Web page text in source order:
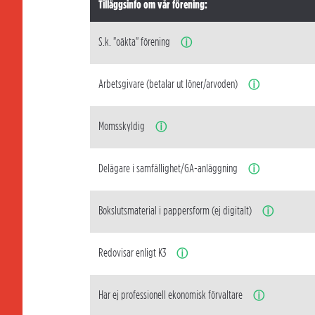
Tilläggsinfo om vår förening:
S.k. "oäkta" förening ⓘ
Arbetsgivare (betalar ut löner/arvoden) ⓘ
Momsskyldig ⓘ
Delägare i samfällighet/GA-anläggning ⓘ
Bokslutsmaterial i pappersform (ej digitalt) ⓘ
Redovisar enligt K3 ⓘ
Har ej professionell ekonomisk förvaltare ⓘ